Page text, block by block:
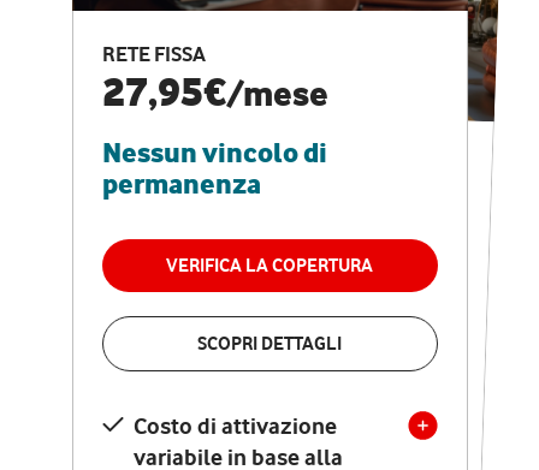
RETE FISSA
27,95€/mese
Nessun vincolo di
permanenza
VERIFICA LA COPERTURA
SCOPRI DETTAGLI
Costo di attivazione
variabile in base alla
CASA PRO
Internet veloce e
vantaggi speciali
RETE FISSA + VODAFONE CLUB
29,95€
permanenza
VERIFICA LA COPERTURA
Costo di attivazione
variabile in base alla